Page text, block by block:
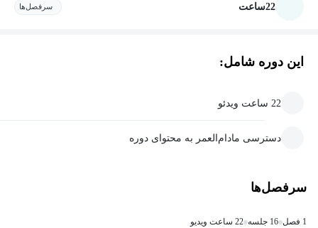
22ساعت سرفصل‌ها
این دوره شامل:
22 ساعت ویدئو
دسترسی مادام‌العمر به محتوای دوره
سرفصل‌ها
1 فصل 16 جلسه 22 ساعت ویدیو